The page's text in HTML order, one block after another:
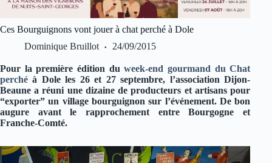
Ces Bourguignons vont jouer à chat perché à Dole
Dominique Bruillot
24/09/2015
Pour la première édition duweek-end gourmand du Chat
perché à Dole les 26 et 27 septembre, l’association Dijon-
Beaune a réuni une dizaine de producteurs et artisans pour
“exporter” un village bourguignon sur l’événement. De bon
augure avant le rapprochement entre Bourgogne et
Franche-Comté.